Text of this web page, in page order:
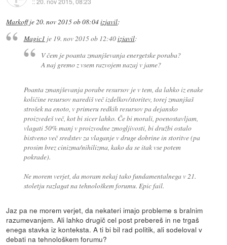
Markoffje20. nov 2015 ob 08:04izjavil:
Magic1 je 19. nov 2015 ob 12:40izjavil:
V čem je poanta zmanjševanja energetske poraba?
A naj gremo z vsem razvojem nazaj v jame?
Poanta zmanjševanja porabe resursov je v tem, da lahko iz enake
količine resursov narediš več izdelkov/storitev, torej zmanjšaš
strošek na enoto, v primeru redkih resursov pa dejansko
proizvedeš več, kot bi sicer lahko. Če bi morali, poenostavljam,
vlagati 50% manj v proizvodne zmogljivosti, bi družbi ostalo
bistveno več sredstev za vlaganje v druge dobrine in storitve (pa
prosim brez cinizma/nihilizma, kako da se itak vse potem
pokrade).
Ne morem verjet, da moram nekaj tako fundamentalnega v 21.
stoletju razlagat na tehnološkem forumu. Epic fail.
Jaz pa ne morem verjet, da nekateri imajo probleme s bralnim
razumevanjem. Ali lahko drugič cel post prebereš in ne trgaš
enega stavka iz konteksta. A ti bi bil rad politik, ali sodeloval v
debati na tehnološkem forumu?